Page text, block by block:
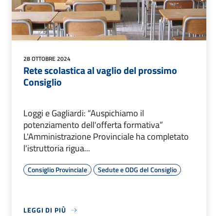
28 OTTOBRE 2024
Rete scolastica al vaglio del prossimo
Consiglio
Loggi e Gagliardi: “Auspichiamo il
potenziamento dell'offerta formativa”
L'Amministrazione Provinciale ha completato
l'istruttoria rigua...
Consiglio Provinciale Sedute e ODG del Consiglio
LEGGI DI PIÙ